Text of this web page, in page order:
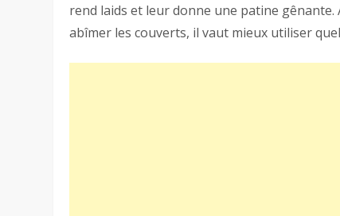
rend laids et leur donne une patine
abîmer les couverts, il vaut mieux utiliser